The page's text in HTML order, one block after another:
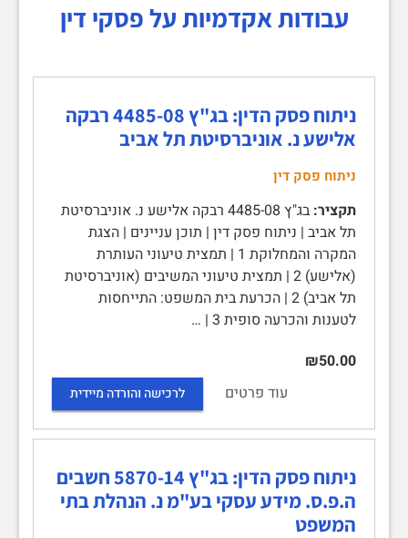
עבודות אקדמיות על פסקי דין
ניתוח פסק הדין: בג"ץ 4485-08 רבקה
אלישע נ. אוניברסיטת תל אביב
ניתוח פסק דין
תקציר:
בג"ץ 4485-08 רבקה אלישע נ. אוניברסיטת
תל אביב | ניתוח פסק דין | תוכן עניינים | הצגת
המקרה והמחלוקת 1 | תמצית טיעוני העותרת
(אלישע) 2 | תמצית טיעוני המשיבים (אוניברסיטת
תל אביב) 2 | הכרעת בית המשפט: התייחסות
לטענות והכרעה סופית 3 | …
₪50.00
עוד פרטים
לרכישה והורדה מיידית
ניתוח פסק הדין: בג"ץ 5870-14 חשבים
ה.פ.ס. מידע עסקי בע"מ נ. הנהלת בתי
המשפט